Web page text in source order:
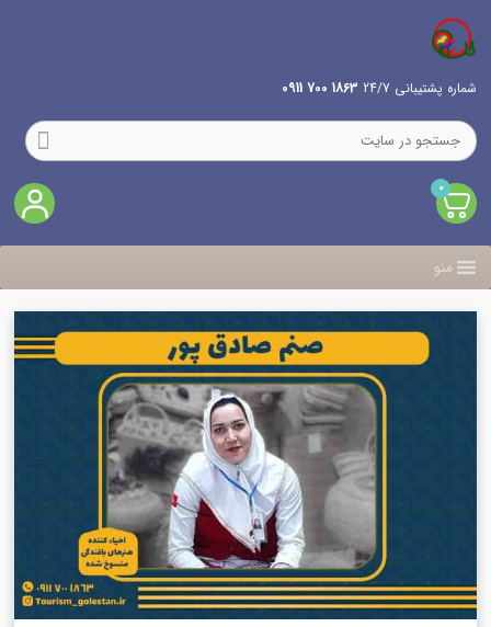
شماره پشتیبانی 24/7 1863 700 0911
0
منو